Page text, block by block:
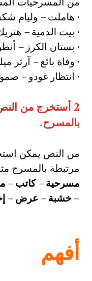
· هاملت – وليام
· بيت الدمية –
· بستان الكرز –
· وفاة بائع – آرثر
· انتظار غودو –
2 أستخرج من
بالمسرح.
من النص يمكن
مرتبطة بالمسرح
مسرحية – كاتب –
– خشبة – عرض –
أفهم